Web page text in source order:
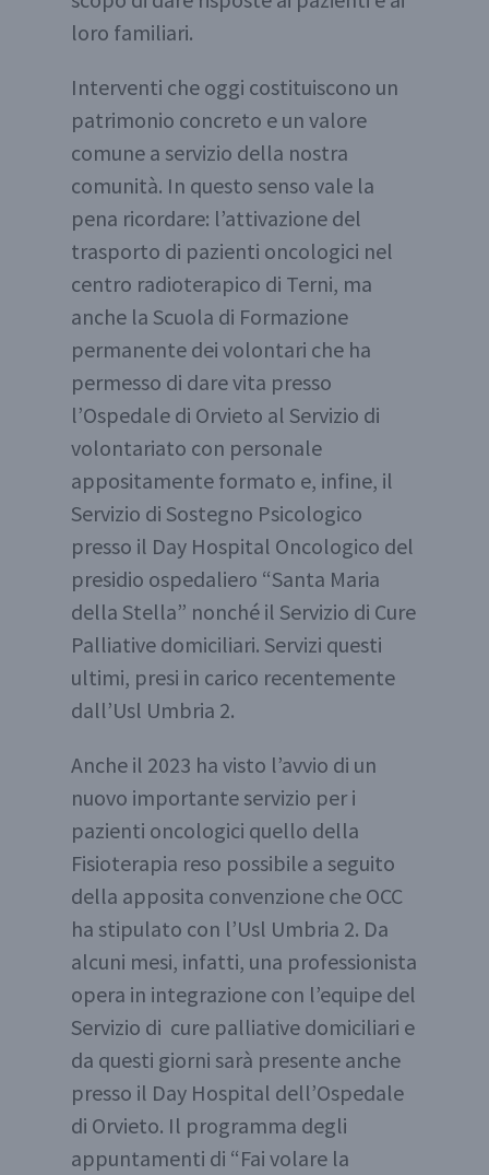
loro familiari.
Interventi che oggi costituiscono un
patrimonio concreto e un valore
comune a servizio della nostra
comunità. In questo senso vale la
pena ricordare: l’attivazione del
trasporto di pazienti oncologici nel
centro radioterapico di Terni, ma
anche la Scuola di Formazione
permanente dei volontari che ha
permesso di dare vita presso
l’Ospedale di Orvieto al Servizio di
volontariato con personale
appositamente formato e, infine, il
Servizio di Sostegno Psicologico
presso il Day Hospital Oncologico del
presidio ospedaliero “Santa Maria
della Stella” nonché il Servizio di Cure
Palliative domiciliari. Servizi questi
ultimi, presi in carico recentemente
dall’Usl Umbria 2.
Anche il 2023 ha visto l’avvio di un
nuovo importante servizio per i
pazienti oncologici quello della
Fisioterapia reso possibile a seguito
della apposita convenzione che OCC
ha stipulato con l’Usl Umbria 2. Da
alcuni mesi, infatti, una professionista
opera in integrazione con l’equipe del
Servizio di cure palliative domiciliari e
da questi giorni sarà presente anche
presso il Day Hospital dell’Ospedale
di Orvieto. Il programma degli
appuntamenti di “Fai volare la